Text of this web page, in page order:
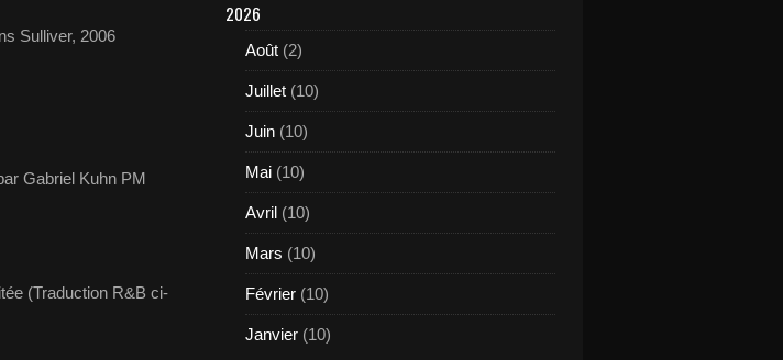
Sulliver, 2006
Gabriel Kuhn PM
(Traduction R&B ci-
2026
Août (2)
Juillet (10)
Juin (10)
Mai (10)
Avril (10)
Mars (10)
Février (10)
Janvier (10)